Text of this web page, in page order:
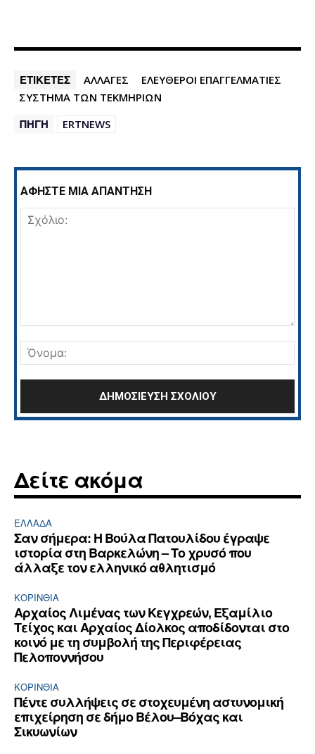
ΕΤΙΚΕΤΕΣ ΑΛΛΑΓΕΣ
ΕΛΕΥΘΕΡΟΙ ΕΠΑΓΓΕΛΜΑΤΙΕΣ
ΣΥΣΤΗΜΑ ΤΩΝ ΤΕΚΜΗΡΙΩΝ
ΠΗΓΗ ERTNEWS
ΑΦΗΣΤΕ ΜΙΑ ΑΠΑΝΤΗΣΗ
Δείτε ακόμα
ΕΛΛΆΔΑ
Σαν σήμερα: Η Βούλα Πατουλίδου έγραψε
ιστορία στη Βαρκελώνη – Το χρυσό που
άλλαξε τον ελληνικό αθλητισμό
ΚΟΡΙΝΘΊΑ
Αρχαίος Λιμένας των Κεγχρεών, Εξαμίλιο
Τείχος και Aρχαίος Δίολκος αποδίδονται στο
κοινό με τη συμβολή της Περιφέρειας
Πελοποννήσου
ΚΟΡΙΝΘΊΑ
Πέντε συλλήψεις σε στοχευμένη αστυνομική
επιχείρηση σε δήμο Βέλου–Βόχας και
Σικυωνίων